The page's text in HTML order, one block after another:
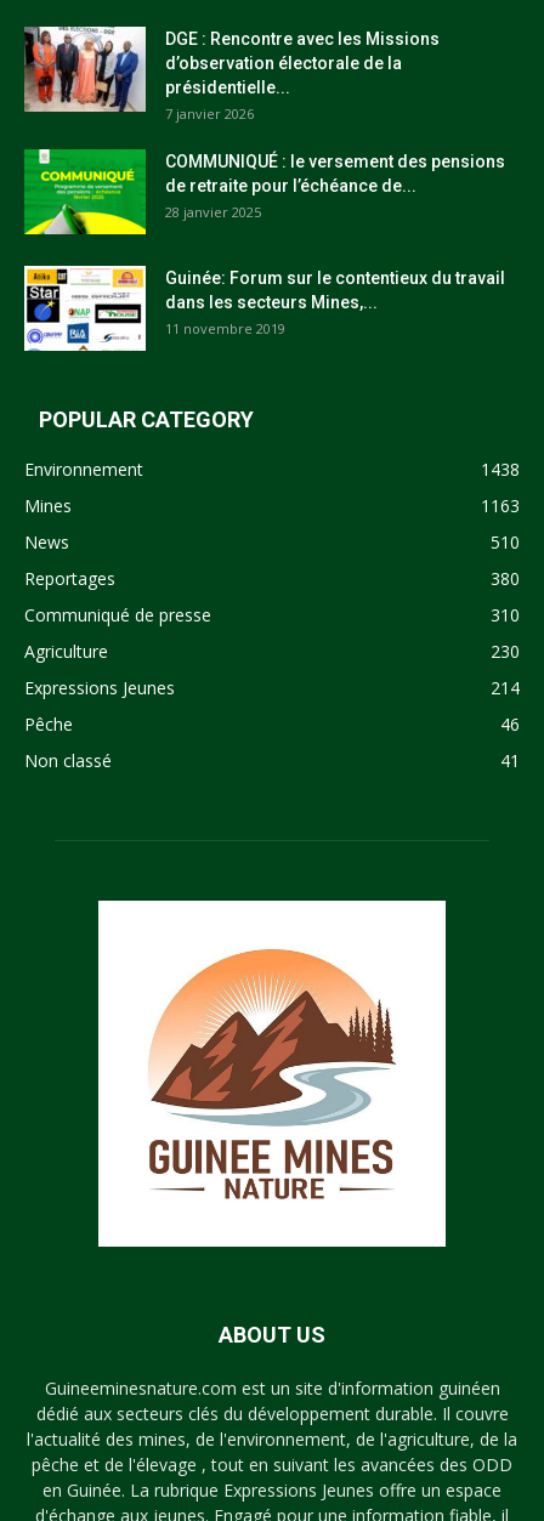
DGE : Rencontre avec les Missions
d’observation électorale de la
présidentielle...
7 janvier 2026
COMMUNIQUÉ : le versement des pensions
de retraite pour l’échéance de...
28 janvier 2025
Guinée: Forum sur le contentieux du travail
dans les secteurs Mines,...
11 novembre 2019
POPULAR CATEGORY
Environnement
1438
Mines
1163
News
510
Reportages
380
Communiqué de presse
310
Agriculture
230
Expressions Jeunes
214
Pêche
46
Non classé
41
ABOUT US
Guineeminesnature.com est un site d'information guinéen
dédié aux secteurs clés du développement durable. Il couvre
l'actualité des mines, de l'environnement, de l'agriculture, de la
pêche et de l'élevage , tout en suivant les avancées des ODD
en Guinée. La rubrique Expressions Jeunes offre un espace
d'échange aux jeunes. Engagé pour une information fiable, il